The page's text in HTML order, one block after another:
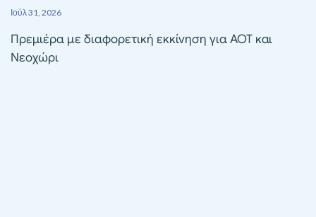
Ιούλ 31, 2026
Πρεμιέρα με διαφορετική εκκίνηση για ΑΟΤ και
Νεοχώρι